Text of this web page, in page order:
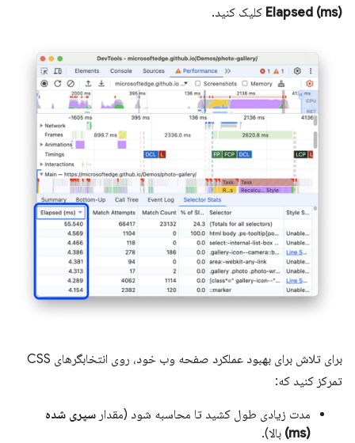
Elapsed (ms) کلیک کنید.
برای تلاش برای بهبود عملکرد صفحه وب خود، روی انتخابگرهای CSS
تمرکز کنید که:
مدت زیادی طول کشید تا محاسبه شود (مقدار سپری شده
(ms)
بالا).